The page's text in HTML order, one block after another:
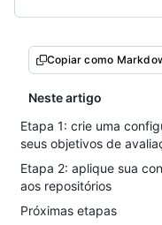
Copiar como
Neste artigo
Etapa 1: crie uma
seus objetivos de
Etapa 2: aplique sua
aos repositórios
Próximas etapas